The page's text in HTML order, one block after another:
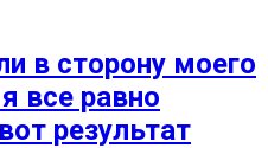
в сторону моего
все равно
результат